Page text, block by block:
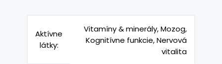
Aktívne
látky:
Vitamíny & minerály, Mozog,
Kognitívne funkcie, Nervová
vitalita